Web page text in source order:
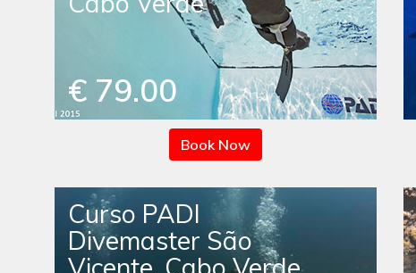
€ 79.00
Book Now
Curso PADI
Divemaster São